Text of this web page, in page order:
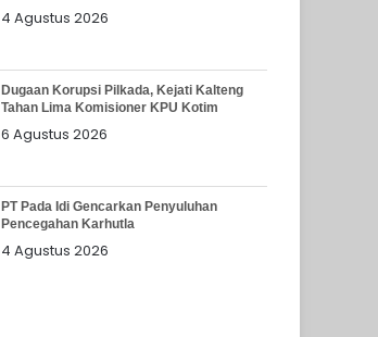
4 Agustus 2026
Dugaan Korupsi Pilkada, Kejati Kalteng
Tahan Lima Komisioner KPU Kotim
6 Agustus 2026
PT Pada Idi Gencarkan Penyuluhan
Pencegahan Karhutla
4 Agustus 2026